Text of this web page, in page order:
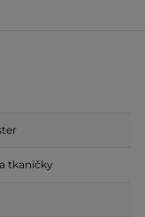
tkaničky